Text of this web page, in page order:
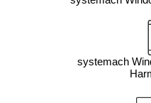
systemach